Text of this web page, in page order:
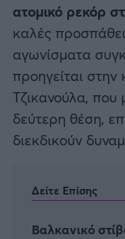
ατομικό ρεκόρ
καλές
αγωνίσματα
προηγείται
Τζικανούλα, που
δεύτερη θέση,
διεκδικούν
Δείτε Επίσης
Βαλκανικό